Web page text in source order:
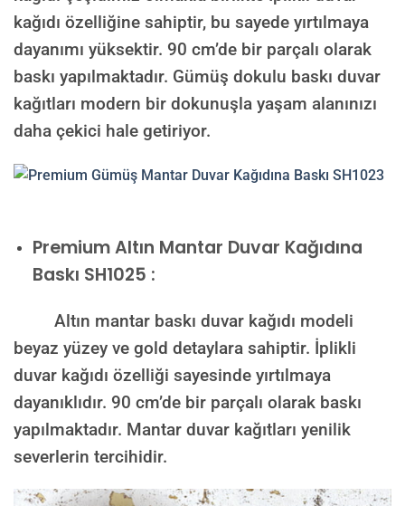
kağıdı özelliğine sahiptir, bu sayede yırtılmaya
dayanımı yüksektir. 90 cm’de bir parçalı olarak
baskı yapılmaktadır. Gümüş dokulu baskı duvar
kağıtları modern bir dokunuşla yaşam alanınızı
daha çekici hale getiriyor.
PremiumAltın Mantar Duvar Kağıdına
Baskı SH1025 :
Altın mantar baskı duvar kağıdı modeli
beyaz yüzey ve gold detaylara sahiptir. İplikli
duvar kağıdı özelliği sayesinde yırtılmaya
dayanıklıdır. 90 cm’de bir parçalı olarak baskı
yapılmaktadır. Mantar duvar kağıtları yenilik
severlerin tercihidir.